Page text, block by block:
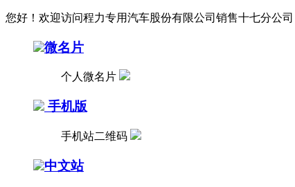
您好！欢迎访问程力专用汽车股份有限公司销售十七分公司
微名片
个人微名片
手机版
手机站二维码
中文站